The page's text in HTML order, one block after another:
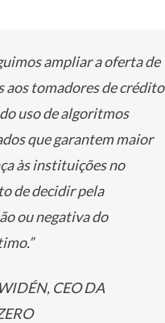
ampliar a oferta de
aos tomadores de crédito
uso de algoritmos
que garantem maior
às instituições no
de decidir pela
ou negativa do
CEO DA